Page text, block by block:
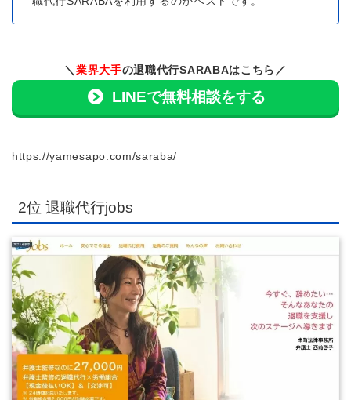
＼業界大手の退職代行SARABAはこちら／
LINEで無料相談をする
https://yamesapo.com/saraba/
2位 退職代行jobs